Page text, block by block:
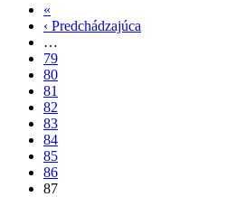
Stránkovanie
«
strana
‹ Predchádzajúca
…
79
80
81
82
83
84
85
86
87